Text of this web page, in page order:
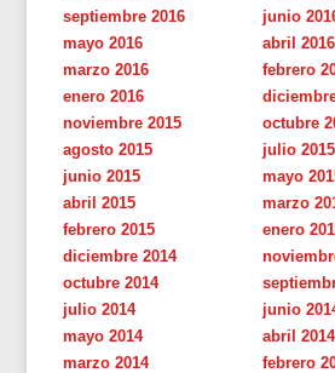
septiembre 2016
junio
mayo 2016
abril 2016
marzo 2016
febrero
enero 2016
noviembre 2015
octubre
agosto 2015
julio 2015
junio 2015
mayo
abril 2015
marzo
febrero 2015
enero
diciembre 2014
octubre 2014
julio 2014
junio
mayo 2014
abril 2014
marzo 2014
febrero